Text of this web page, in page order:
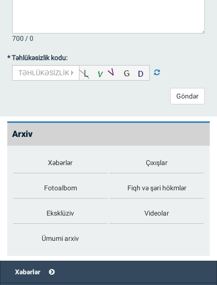
700 /0
* Təhlükəsizlik kodu:
Göndər
Arxiv
Xəbərlər Çıxışlar
Fotoalbom Fiqh və şəri hökmlər
Eksklüziv Videolar
Ümumi arxiv
Xəbərlər